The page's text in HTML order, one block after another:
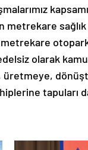
metrekare sağlık
olarak
üretmeye,
tapuları